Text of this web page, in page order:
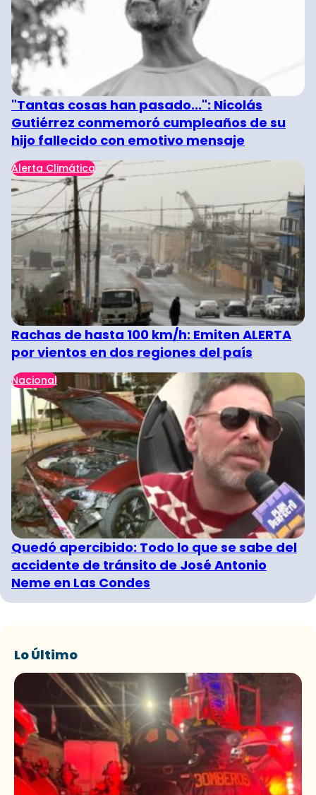
"Tantas cosas han pasado...": Nicolás
Gutiérrez conmemoró cumpleaños de su
hijo fallecido con emotivo mensaje
Alerta Climática
Rachas de hasta 100 km/h: Emiten ALERTA
por vientos en dos regiones del país
Nacional
Quedó apercibido: Todo lo que se sabe del
accidente de tránsito de José Antonio
Neme en Las Condes
Lo Último